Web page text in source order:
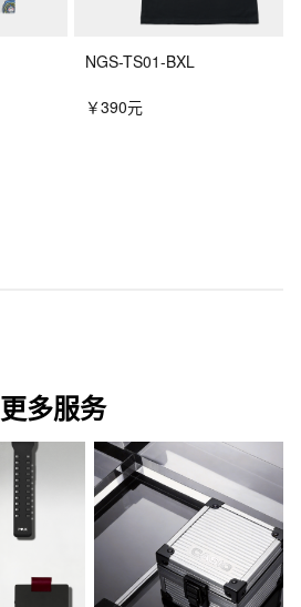
NGS-TS01-BXL
￥390元
更多服务